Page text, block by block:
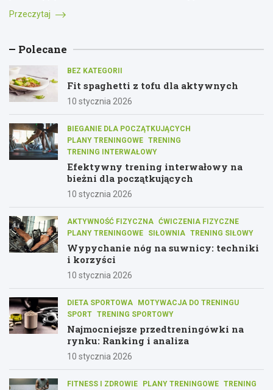
Przeczytaj
Polecane
BEZ KATEGORII
Fit spaghetti z tofu dla aktywnych
10 stycznia 2026
BIEGANIE DLA POCZĄTKUJĄCYCH
PLANY TRENINGOWE TRENING
TRENING INTERWAŁOWY
Efektywny trening interwałowy na
bieżni dla początkujących
10 stycznia 2026
AKTYWNOŚĆ FIZYCZNA ĆWICZENIA FIZYCZNE
PLANY TRENINGOWE
SIŁOWNIA TRENING SIŁOWY
Wypychanie nóg na suwnicy: techniki
i korzyści
10 stycznia 2026
DIETA SPORTOWA
MOTYWACJA DO TRENINGU
SPORT TRENING SPORTOWY
Najmocniejsze przedtreningówki na
rynku: Ranking i analiza
10 stycznia 2026
FITNESS I ZDROWIE PLANY TRENINGOWE TRENING